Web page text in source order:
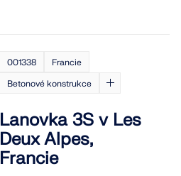
001338
Francie
Betonové konstrukce
Lanovka 3S v Les
Deux Alpes,
Francie